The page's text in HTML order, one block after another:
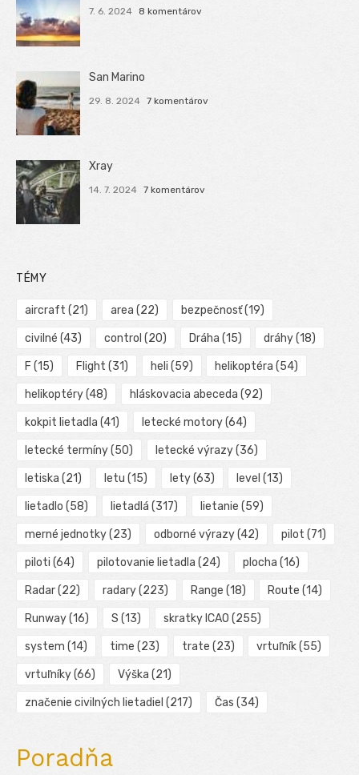
7. 6. 2024 8 komentárov
San Marino
29. 8. 2024 7 komentárov
Xray
14. 7. 2024 7 komentárov
TÉMY
aircraft (21) area (22) bezpečnosť(19)
civilné (43) control (20) Dráha (15) dráhy(18)
F (15) Flight (31) heli (59) helikoptéra (54)
helikoptéry(48) hláskovacia abeceda (92)
kokpit lietadla (41) letecké motory(64)
letecké termíny(50) letecké výrazy(36)
letiska (21) letu (15) lety(63) level (13)
lietadlo (58) lietadlá (317) lietanie (59)
merné jednotky(23) odborné výrazy(42) pilot (71)
piloti (64) pilotovanie lietadla (24) plocha (16)
Radar(22) radary(223) Range (18) Route (14)
Runway(16) S (13) skratky ICAO (255)
system (14) time (23) trate (23) vrtuľník(55)
vrtuľníky(66) Výška (21)
značenie civilných lietadiel (217) Čas (34)
Poradňa